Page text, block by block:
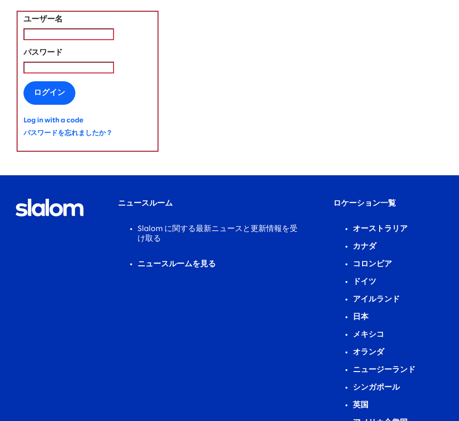
ユーザー名
パスワード
ログイン
Log in with a code
パスワードを忘れましたか？
ニュースルーム
Slalom に関する最新ニュースと更新情報を受
け取る
ニュースルームを見る
ロケーション一覧
オーストラリア
カナダ
コロンビア
ドイツ
アイルランド
日本
メキシコ
オランダ
ニュージーランド
シンガポール
英国